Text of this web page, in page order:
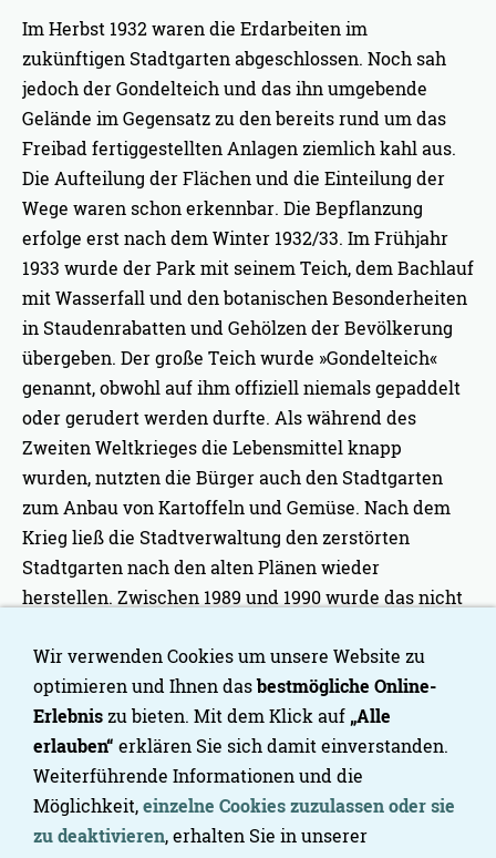
Im Herbst 1932 waren die Erdarbeiten im
zukünftigen Stadtgarten abgeschlossen. Noch sah
jedoch der Gondelteich und das ihn umgebende
Gelände im Gegensatz zu den bereits rund um das
Freibad fertiggestellten Anlagen ziemlich kahl aus.
Die Aufteilung der Flächen und die Einteilung der
Wege waren schon erkennbar. Die Bepflanzung
erfolge erst nach dem Winter 1932/33. Im Frühjahr
1933 wurde der Park mit seinem Teich, dem Bachlauf
mit Wasserfall und den botanischen Besonderheiten
in Staudenrabatten und Gehölzen der Bevölkerung
übergeben. Der große Teich wurde »Gondelteich«
genannt, obwohl auf ihm offiziell niemals gepaddelt
oder gerudert werden durfte. Als während des
Zweiten Weltkrieges die Lebensmittel knapp
wurden, nutzten die Bürger auch den Stadtgarten
zum Anbau von Kartoffeln und Gemüse. Nach dem
Krieg ließ die Stadtverwaltung den zerstörten
Stadtgarten nach den alten Plänen wieder
herstellen. Zwischen 1989 und 1990 wurde das nicht
Feuchtbiotop umgewandelt und der nahe dem
Gondelteich gelegene Spielplatz neu gestaltet.
Quelle: Wolfgang Gaida, Helmut Grothe, 2010: Barocke
Pracht, Bürgerstolz und Orte des Wandels – Gärten
und Parks im Ruhrgebiet, Essen
Wir verwenden Cookies um unsere Website zu
optimieren und Ihnen dasbestmögliche Online-
Erlebnis zu bieten. Mit dem Klick auf „Alle
erlauben“ erklären Sie sich damit einverstanden.
Weiterführende Informationen und die
Möglichkeit,einzelne Cookies zuzulassen oder sie
zu deaktivieren, erhalten Sie in unserer